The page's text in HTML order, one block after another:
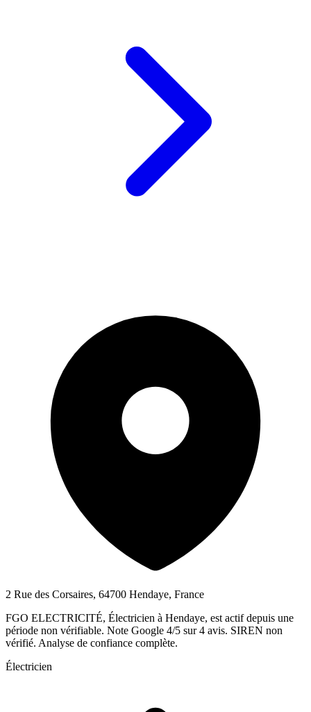
2 Rue des Corsaires, 64700 Hendaye, France
FGO ELECTRICITÉ, Électricien à Hendaye, est actif depuis une
période non vérifiable. Note Google 4/5 sur 4 avis. SIREN non
vérifié. Analyse de confiance complète.
Électricien